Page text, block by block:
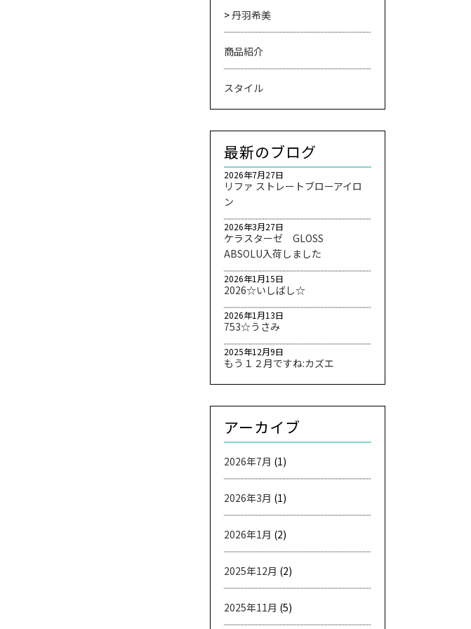
丹羽希美
商品紹介
スタイル
最新のブログ
リファ ストレートブローアイロ
ン
2026年7月27日
ケラスターゼ GLOSS
ABSOLU入荷しました
2026年3月27日
2026☆いしばし☆
2026年1月15日
753☆うさみ
2026年1月13日
もう１２月ですね:カズエ
2025年12月9日
アーカイブ
2026年7月 (1)
2026年3月 (1)
2026年1月 (2)
2025年12月 (2)
2025年11月 (5)